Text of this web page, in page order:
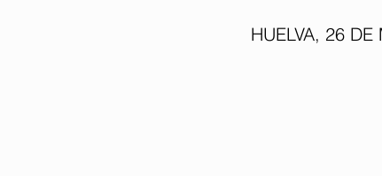
HUELVA, 26